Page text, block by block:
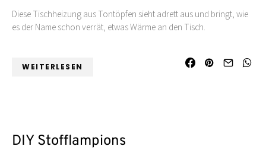
Diese Tischheizung aus Tontöpfen sieht adrett aus und bringt, wie
es der Name schon verrät, etwas Wärme an den Tisch.
WEITERLESEN
DIY Stofflampions